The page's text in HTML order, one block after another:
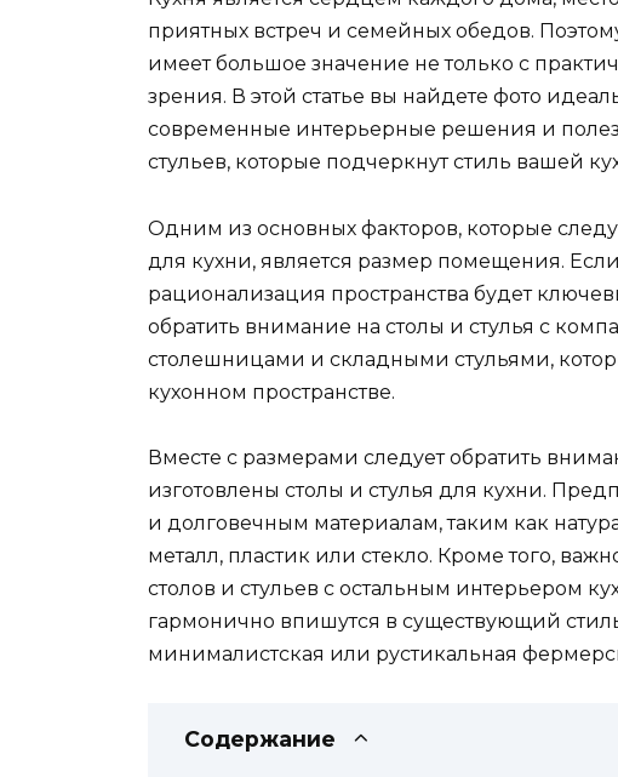
приятных встреч и семейных обедов.
имеет большое значение не только с
зрения. В этой статье вы найдете фото
современные интерьерные решения и
стульев, которые подчеркнут стиль вашей
Одним из основных факторов, которые
для кухни, является размер помещения.
рационализация пространства будет
обратить внимание на столы и стулья с
столешницами и складными стульями,
кухонном пространстве.
Вместе с размерами следует обратить
изготовлены столы и стулья для кухни.
и долговечным материалам, таким как
металл, пластик или стекло. Кроме того,
столов и стульев с остальным интерьером
гармонично впишутся в существующий
минималистская или рустикальная
Содержание